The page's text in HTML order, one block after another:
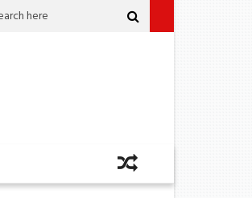
කෝටි 2කට අධික කුෂ් සමග ඡායාරූප ශිල්පියෙක්